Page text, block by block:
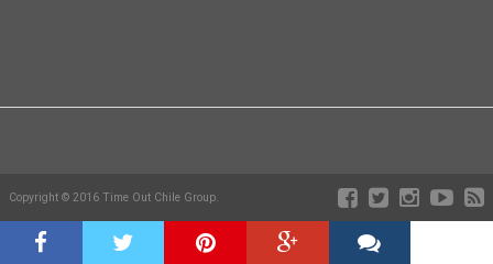
Copyright © 2016 Time Out Chile Group.